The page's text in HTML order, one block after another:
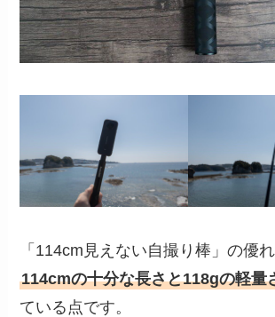
「114cm見えない自撮り棒」の優
114cmの十分な長さと118gの軽量
ている点です。